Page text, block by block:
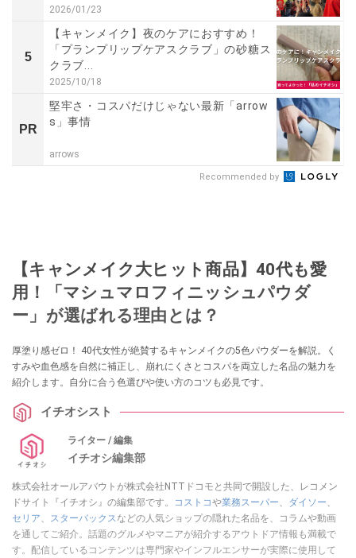
2026/01/23
5
【キャンメイク】夜のケアにおすすめ！
「プランプリップケアスクラブ」の砂糖ス
クラブ...
2025/10/18
PR
堅牢さ・コスパだけじゃない最新「arrow
s」事情
arrows
Recommended by
【キャンメイク大ヒット商品】40代も愛
用！「マシュマロフィニッシュパウダ
ー」が選ばれる理由とは？
厚塗り感ゼロ！ 40代女性が絶賛するキャンメイクの5色パウダーを解説。く
すみや血色感を自然に補正し、崩れにくさとコスパを両立した名品の魅力を
紹介します。自分に合う色選びや使い方のコツも必見です。
イチオシスト
ライター / 編集
イチオシ編集部
株式会社オールアバウトが株式会社NTTドコモと共同で開設した、レコメン
ドサイト『イチオシ』の編集部です。
コストコや業務スーパー ダイソー
セリア
スターバックス などの人気ショップの隠れた名品を、コラムや動画
を通してご紹介。話題のグルメやマニアが紹介するアウトドア情報も満載で
す。配信しているコンテンツは専門家やインフルエンサーが実際に使用して